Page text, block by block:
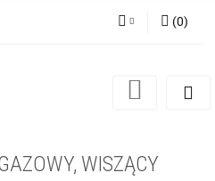
Zarejestruj się
(0)
WISZĄCY